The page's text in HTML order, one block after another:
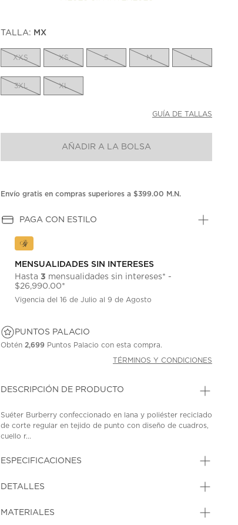
TALLA: MX
XXS XS S M L
3XL XL
GUÍA DE TALLAS
AÑADIR A LA BOLSA
Envío gratis en compras superiores a $399.00 M.N.
PAGA CON ESTILO
MENSUALIDADES SIN INTERESES
Hasta3 mensualidades sin intereses* -
$26,990.00*
Vigencia del 16 de Julio al 9 de Agosto
PUNTOS PALACIO
Obtén 2,699 Puntos Palacio con esta compra.
TÉRMINOS Y CONDICIONES
DESCRIPCIÓN DE PRODUCTO
Suéter Burberry confeccionado en lana y poliéster reciclado
de corte regular en tejido de punto con diseño de cuadros,
cuello r...
ESPECIFICACIONES
DETALLES
MATERIALES